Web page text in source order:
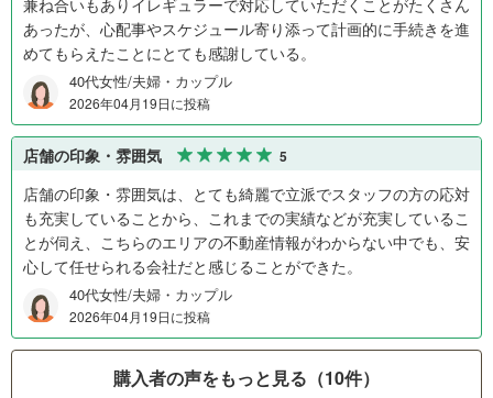
兼ね合いもありイレギュラーで対応していただくことがたくさん
あったが、心配事やスケジュール寄り添って計画的に手続きを進
めてもらえたことにとても感謝している。
40代女性/夫婦・カップル
2026年04月19日に投稿
店舗の印象・雰囲気 5
店舗の印象・雰囲気は、とても綺麗で立派でスタッフの方の応対
も充実していることから、これまでの実績などが充実しているこ
とが伺え、こちらのエリアの不動産情報がわからない中でも、安
心して任せられる会社だと感じることができた。
40代女性/夫婦・カップル
2026年04月19日に投稿
購入者の声をもっと見る（10件）